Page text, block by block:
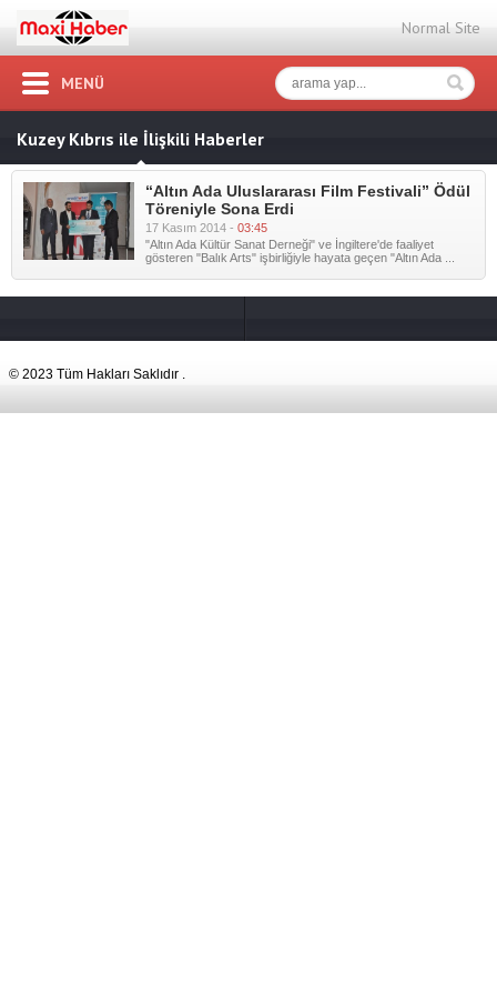
Normal Site
MENÜ
Kuzey Kıbrıs ile İlişkili Haberler
“Altın Ada Uluslararası Film Festivali” Ödül
Töreniyle Sona Erdi
17 Kasım 2014 - 03:45
"Altın Ada Kültür Sanat Derneği" ve İngiltere'de faaliyet
gösteren "Balık Arts" işbirliğiyle hayata geçen "Altın Ada ...
© 2023 Tüm Hakları Saklıdır .